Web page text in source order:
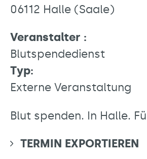
06112 Halle (Saale)
Veranstalter :
Blutspendedienst
Typ:
Externe Veranstaltung
Blut spenden. In Halle.
TERMIN EXPORTIEREN